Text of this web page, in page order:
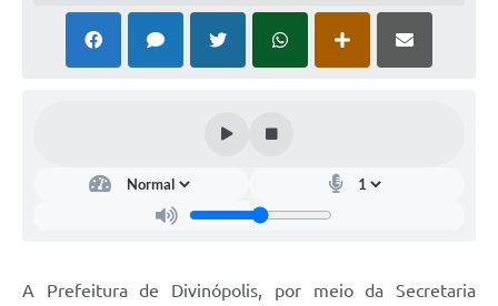
A Prefeitura de Divinópolis, por meio da Secretaria